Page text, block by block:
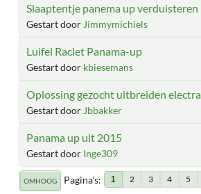
Slaaptentje panema up verduisteren
Gestart door Jimmymichiels
Luifel Raclet Panama-up
Gestart door kbiesemans
Oplossing gezocht uitbreiden electra
Gestart door Jbbakker
Panama up uit 2015
Gestart door Inge309
OMHOOG Pagina's 1 2 3 4 5